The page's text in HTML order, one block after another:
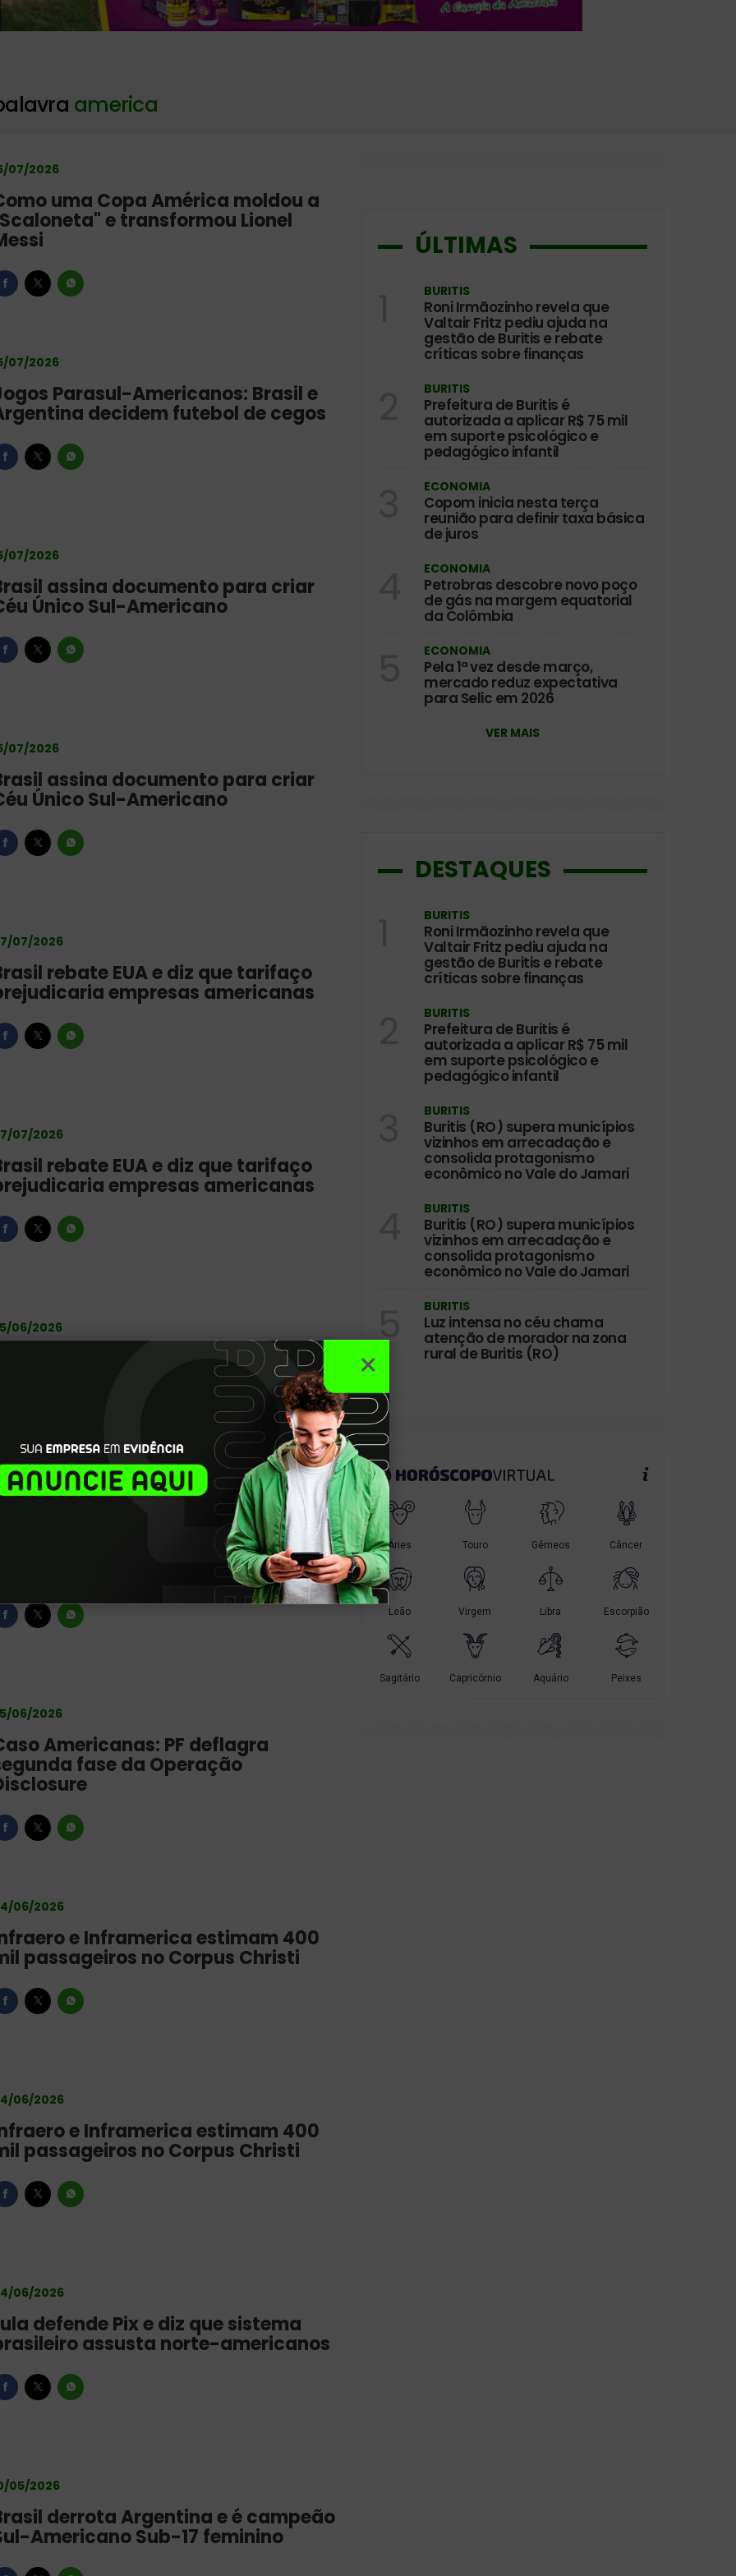
terça reunião para definir taxa básica de juros
america
07/2026
uma Copa América moldou a
e transformou Lionel
07/2026
Parasul-Americanos: Brasil e
decidem futebol de cegos
07/2026
assina documento para criar
Único Sul-Americano
07/2026
assina documento para criar
Único Sul-Americano
07/2026
rebate EUA e diz que tarifaço
empresas americanas
07/2026
rebate EUA e diz que tarifaço
empresas americanas
06/2026
indica que eleição no Brasil é
para EUA na América Latina
indica que eleição no Brasil é
para EUA na América Latina
06/2026
Americanas: PF deflagra
fase da Operação
06/2026
e Inframerica estimam 400
passageiros no Corpus Christi
06/2026
e Inframerica estimam 400
passageiros no Corpus Christi
06/2026
defende Pix e diz que sistema
assusta norte-americanos
05/2026
derrota Argentina e é campeão
Americano Sub-17 feminino
ÚLTIMAS
BURITIS
Roni Irmãozinho revela que
Valtair Fritz pediu ajuda na
gestão de Buritis e rebate
críticas sobre finanças
BURITIS
Prefeitura de Buritis é
autorizada a aplicar R$ 75 mil
em suporte psicológico e
pedagógico infantil
ECONOMIA
Copom inicia nesta terça
reunião para definir taxa básica
de juros
ECONOMIA
Petrobras descobre novo poço
de gás na margem equatorial
da Colômbia
ECONOMIA
Pela 1ª vez desde março,
mercado reduz expectativa
para Selic em 2026
VER MAIS
DESTAQUES
BURITIS
Roni Irmãozinho revela que
Valtair Fritz pediu ajuda na
gestão de Buritis e rebate
críticas sobre finanças
BURITIS
Prefeitura de Buritis é
autorizada a aplicar R$ 75 mil
em suporte psicológico e
pedagógico infantil
BURITIS
Buritis (RO) supera municípios
vizinhos em arrecadação e
consolida protagonismo
econômico no Vale do Jamari
BURITIS
Buritis (RO) supera municípios
vizinhos em arrecadação e
consolida protagonismo
econômico no Vale do Jamari
BURITIS
Luz intensa no céu chama
atenção de morador na zona
rural de Buritis (RO)